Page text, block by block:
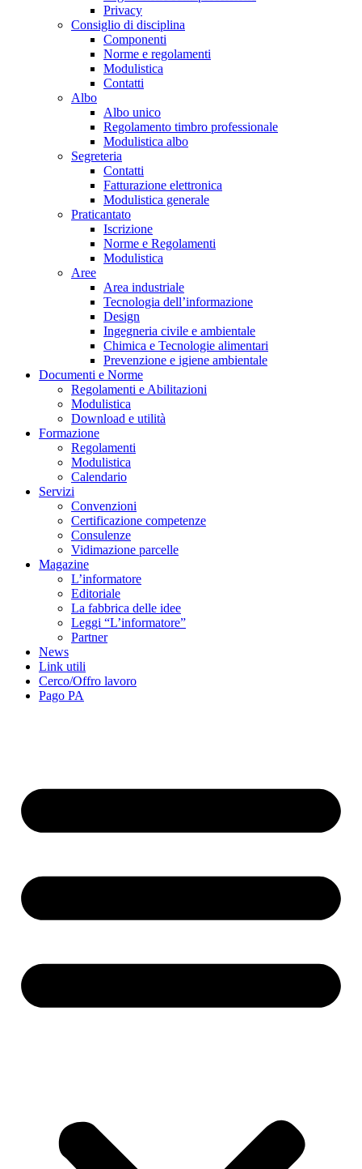
Privacy
Consiglio di disciplina
Componenti
Norme e regolamenti
Modulistica
Contatti
Albo
Albo unico
Regolamento timbro professionale
Modulistica albo
Segreteria
Contatti
Fatturazione elettronica
Modulistica generale
Praticantato
Iscrizione
Norme e Regolamenti
Modulistica
Aree
Area industriale
Tecnologia dell’informazione
Design
Ingegneria civile e ambientale
Chimica e Tecnologie alimentari
Prevenzione e igiene ambientale
Documenti e Norme
Regolamenti e Abilitazioni
Modulistica
Download e utilità
Formazione
Regolamenti
Modulistica
Calendario
Servizi
Convenzioni
Certificazione competenze
Consulenze
Vidimazione parcelle
Magazine
L’informatore
Editoriale
La fabbrica delle idee
Leggi “L’informatore”
Partner
News
Link utili
Cerco/Offro lavoro
Pago PA